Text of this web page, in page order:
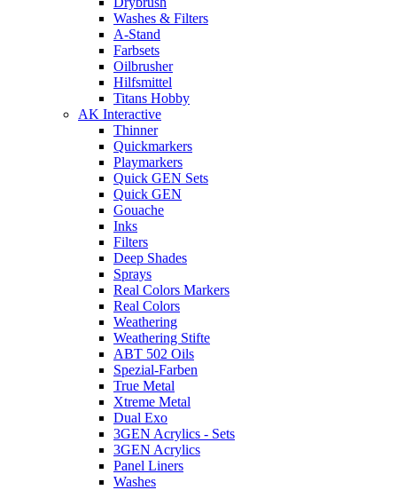
Washes & Filters
A-Stand
Farbsets
Oilbrusher
Hilfsmittel
Titans Hobby
AK Interactive
Thinner
Quickmarkers
Playmarkers
Quick GEN Sets
Quick GEN
Gouache
Inks
Filters
Deep Shades
Sprays
Real Colors Markers
Real Colors
Weathering
Weathering Stifte
ABT 502 Oils
Spezial-Farben
True Metal
Xtreme Metal
Dual Exo
3GEN Acrylics - Sets
3GEN Acrylics
Panel Liners
Washes